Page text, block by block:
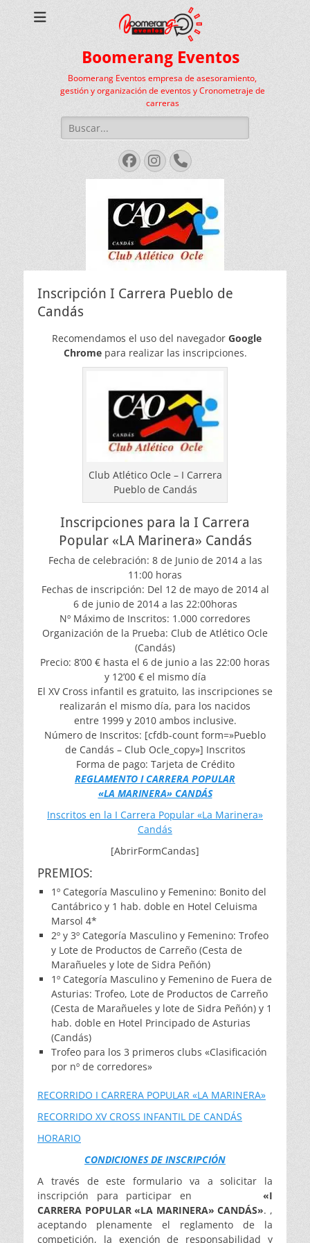
Boomerang Eventos
Boomerang Eventos empresa de asesoramiento,
gestión y organización de eventos y Cronometraje de
carreras
Buscar:
Facebook
Instagram
Teléfono
Inscripción I Carrera Pueblo de
Candás
Recomendamos el uso del navegador Google
Chromepara realizar las inscripciones.
Club Atlético Ocle – I Carrera
Pueblo de Candás
Inscripciones para la I Carrera
Popular «LA Marinera» Candás
Fecha de celebración: 8 de Junio de 2014 a las
11:00 horas
Fechas de inscripción: Del 12 de mayo de 2014 al
6 de junio de 2014 a las 22:00horas
Nº Máximo de Inscritos: 1.000 corredores
Organización de la Prueba: Club de Atlético Ocle
(Candás)
Precio: 8’00 € hasta el 6 de junio a las 22:00 horas
y 12’00 € el mismo día
El XV Cross infantil es gratuito, las inscripciones se
realizarán el mismo día, para los nacidos
entre 1999 y 2010 ambos inclusive.
Número de Inscritos: [cfdb-count form=»Pueblo
de Candás – Club Ocle_copy»] Inscritos
Forma de pago: Tarjeta de Crédito
REGLAMENTO I CARRERA POPULAR
«LA MARINERA» CANDÁS
Inscritos en la I Carrera Popular «La Marinera»
Candás
[AbrirFormCandas]
PREMIOS:
1º Categoría Masculino y Femenino: Bonito del
Cantábrico y 1 hab. doble en Hotel Celuisma
Marsol 4*
2º y 3º Categoría Masculino y Femenino: Trofeo
y Lote de Productos de Carreño (Cesta de
Marañueles y lote de Sidra Peñón)
1º Categoría Masculino y Femenino de Fuera de
Asturias: Trofeo, Lote de Productos de Carreño
(Cesta de Marañueles y lote de Sidra Peñón) y 1
hab. doble en Hotel Principado de Asturias
(Candás)
Trofeo para los 3 primeros clubs «Clasificación
por nº de corredores»
RECORRIDO I CARRERA POPULAR «LA MARINERA»
RECORRIDO XV CROSS INFANTIL DE CANDÁS
HORARIO
CONDICIONES DE INSCRIPCIÓN
A través de este formulario va a solicitar la
inscripción para participar en «I
CARRERA POPULAR «LA MARINERA» CANDÁS». ,
aceptando plenamente el reglamento de la
competición, la exención de responsabilidad y